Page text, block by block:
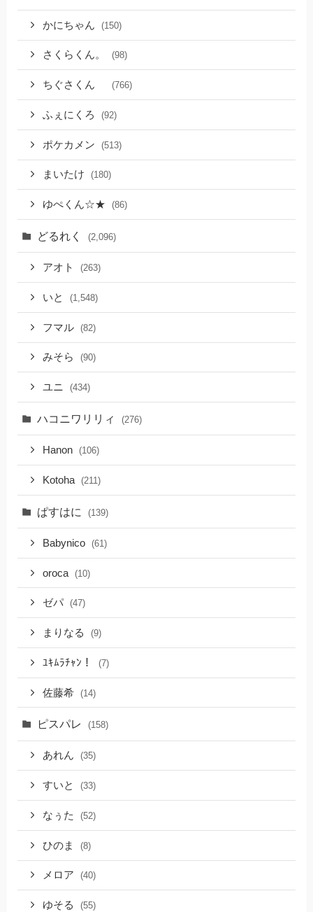
かにちゃん (150)
さくらくん。 (98)
ちぐさくん (766)
ふぇにくろ (92)
ポケカメン (513)
まいたけ (180)
ゆぺくん☆★ (86)
どるれく (2,096)
アオト (263)
いと (1,548)
フマル (82)
みそら (90)
ユニ (434)
ハコニワリリィ (276)
Hanon (106)
Kotoha (211)
ぱすはに (139)
Babynico (61)
oroca (10)
ゼパ (47)
まりなる (9)
ﾕｷﾑﾗﾁｬﾝ！ (7)
佐藤希 (14)
ピスパレ (158)
あれん (35)
すいと (33)
なぅた (52)
ひのま (8)
メロア (40)
ゆそる (55)